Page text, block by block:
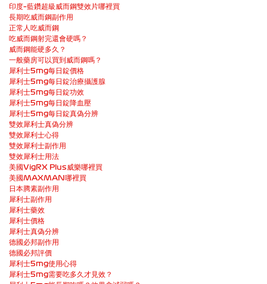
印度–藍鑽超級威而鋼雙效片哪裡買
長期吃威而鋼副作用
正常人吃威而鋼
吃威而鋼射完還會硬嗎？
威而鋼能硬多久？
一般藥房可以買到威而鋼嗎？
犀利士5mg每日錠價格
犀利士5mg每日錠治療攝護腺
犀利士5mg每日錠功效
犀利士5mg每日錠降血壓
犀利士5mg每日錠真偽分辨
雙效犀利士真偽分辨
雙效犀利士心得
雙效犀利士副作用
雙效犀利士用法
美國VigRX Plus威樂哪裡買
美國MAXMAN哪裡買
日本腾素副作用
犀利士副作用
犀利士藥效
犀利士價格
犀利士真偽分辨
德國必邦副作用
德國必邦評價
犀利士5mg使用心得
犀利士5mg需要吃多久才見效？